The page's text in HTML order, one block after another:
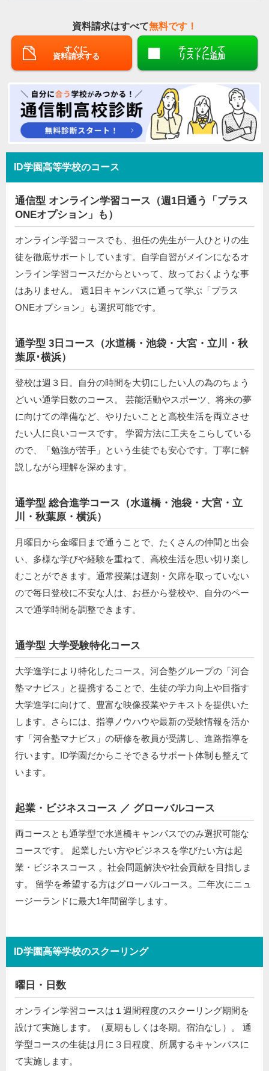
資料請求はすべて無料です！
すぐに
資料請求する
チェックして
リストに追加
ID学園高等学校のコース
通信型 オンライン学習コース（週1日通う「プラス
ONEオプション」も）
オンライン学習コースでも、担任の先生が一人ひとりの生
徒を徹底サポートしています。自学自習がメインになるオ
ンライン学習コースだからといって、放っておくような事
はありません。 週1日キャンパスに通って学ぶ「プラス
ONEオプション」も選択可能です。
通学型 3日コース（水道橋・池袋・大宮・立川・秋
葉原･横浜）
登校は週３日。自分の時間を大切にしたい人の為のちょう
どいい通学日数のコース。 芸能活動やスポーツ、将来の夢
に向けての準備など、やりたいことと高校生活を両立させ
たい人に良いコースです。 学習方法に工夫をこらしている
ので、「勉強が苦手」という生徒でも安心です。丁寧に解
説しながら理解を深めます。
通学型 総合進学コース（水道橋・池袋・大宮・立
川・秋葉原・横浜）
月曜日から金曜日まで通うことで、たくさんの仲間と出会
い、多様な学びや経験を重ねて、高校生活を思い切り楽し
むことができます。通常授業は遅刻・欠席を取っていない
ので毎日登校に不安な人は、お昼から登校や、自分のペー
スで通学時間を調整できます。
通学型 大学受験特化コース
大学進学により特化したコース。河合塾グループの「河合
塾マナビス」と提携することで、生徒の学力向上や目指す
大学進学に向けて、豊富な映像授業やテキストを提供いた
します。さらには、指導ノウハウや最新の受験情報を活か
す「河合塾マナビス」の研修を教員が受講し、進路指導を
行います。ID学園だからこそできるサポート体制も整えて
います。
起業・ビジネスコース ／ グローバルコース
両コースとも通学型で水道橋キャンパスでのみ選択可能な
コースです。 起業したい方やビジネスを学びたい方は起
業・ビジネスコース 。社会問題解決や社会貢献を目指しま
す。 留学を希望する方はグローバルコース。二年次にニュ
ージーランドに最大1年間留学します。
ID学園高等学校のスクーリング
曜日・日数
オンライン学習コースは１週間程度のスクーリング期間を
設けて実施します。（夏期もしくは冬期。宿泊なし）。 通
学型コースの生徒は月に３日程度、所属するキャンパスに
て実施します。